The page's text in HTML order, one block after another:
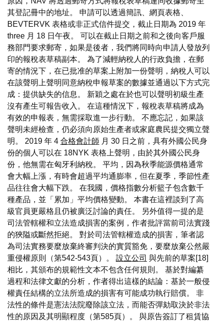
其登記冊中的地址。 申請可以透過簡訊、網頁表格、
BEVTERVK 表格或非正式信件提交，截止日期為 2019 年
three 月 18 日午夜。 可以在截止日期之前和之後向客戶服
務部門要求郵寄，如果是後者，我們將同時向申請人發放列
印的報稅表草稿副本。 為了減輕納稅人的行政負擔，在郵
寄的情況下，在已批准的草案上附加一份聲明，納稅人可以
在該聲明上聲明同意納稅申報草案的數據並通過以下方式完
成：提供缺失的信息。 新穎之處在於也可以聲明初級生產
沒有產生可報告收入。 在這種情況下，報稅表草稿將成為
有效的申報表，無需採取進一步行動。 不應忘記，如果該
聲明未經檢查，仍必須向原始生產者或家庭農民提交獨立聲
明。 2019 年 4 合格會計師 月 30 日之前，具有外國公民身
份的個人可以在 18NYK 表格上聲明，由於其外國公民身
份，他無需在匈牙利納稅。 平均，因為秋季能源價格通常
會大幅上漲，有時會超過平均通膨率，但在夏季，季節性產
品往往會大幅下跌。 在我國，價格指數分析籃子包含數千
種產品，並「累加」平均價格變動。 本書在這裡談到了高
級官員更嚴格且仍被廣泛討論的責任。 另外值得一提的是
司法管轄權和立法造成損害的案例，作者批評當前司法實踐
的狹隘或斷然拒絕。 對於司法管轄權造成的損害，筆者認
為司法實務要麼放棄終審判決的實質豁免，要麼放棄公然嚴
重侵權原則（第542-543頁）。 設立公司 與先前的草案[18]
相比，其頒布的規範性文本不包含任何規則。 基於對編纂
過程和法律文獻的分析，作者得出這樣的結論：基於一般侵
權責任結構的立法所造成的損害有可能成功執行賠償。 非
法性的條件是憲法法院廢除該立法，而能否彈劾取決於非法
性的原因及其明顯程度（第585頁）。 與原告簽訂了租賃協